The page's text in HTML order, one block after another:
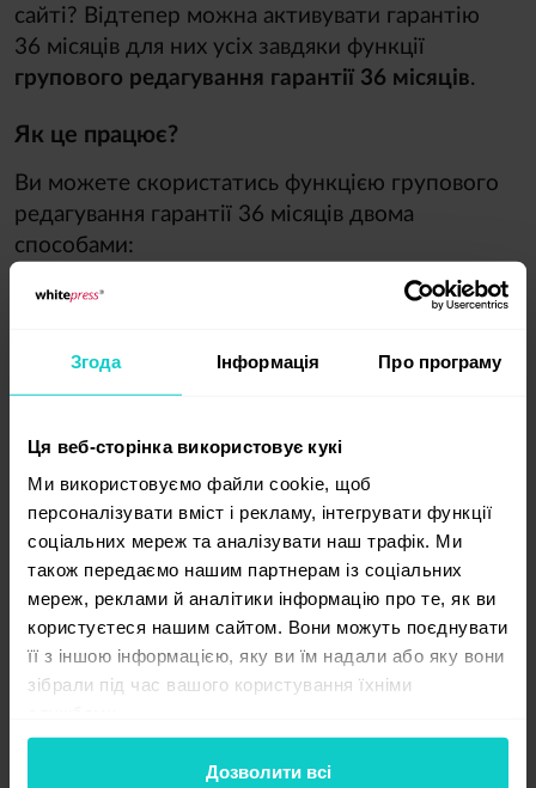
Згода Інформація Про програму
Ця веб-сторінка використовує кукі
Ми використовуємо файли cookie, щоб
персоналізувати вміст і рекламу, інтегрувати функції
соціальних мереж та аналізувати наш трафік. Ми
також передаємо нашим партнерам із соціальних
мереж, реклами й аналітики інформацію про те, як ви
користуєтеся нашим сайтом. Вони можуть поєднувати
її з іншою інформацією, яку ви їм надали або яку вони
зібрали під час вашого користування їхніми
Дозволити всі
сайті? Відтепер можна активувати гарантію
36 місяців для них усіх завдяки функції
групового редагування гарантії 36 місяців.
Як це працює?
Ви можете скористатись функцією групового
редагування гарантії 36 місяців двома
способами:
1. Якщо ви хочете ввімкнути гарантію
встановіть прапорці біля потрібних сайтів
виконано для всіх пропозицій вибраних
порталів.